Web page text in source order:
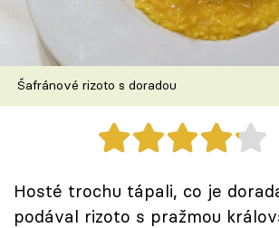
Škola vaření
Recepty z TV
Speciál: Cuketa
Sledujte prima+
Šafránové rizoto s doradou
Hosté trochu tápali, co je
podával rizoto s pražmou